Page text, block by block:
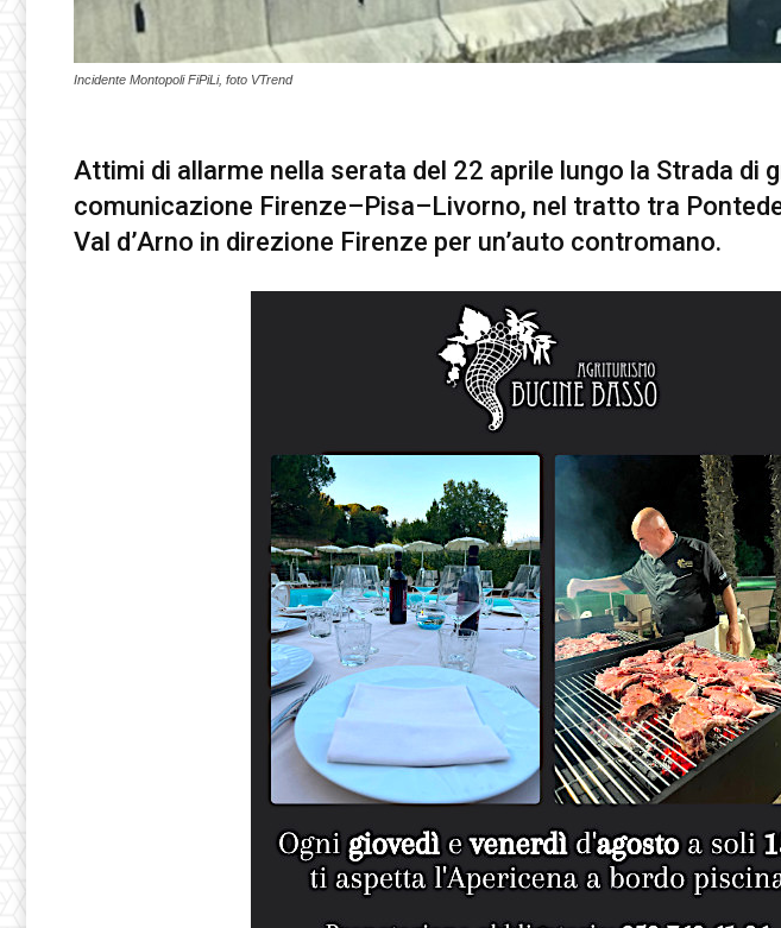
Incidente Montopoli FiPiLi, foto VTrend
Attimi di allarme nella serata del 22 aprile lungo la Strada di
comunicazione Firenze–Pisa–Livorno, nel tratto tra
Val d’Arno in direzione Firenze per un’auto contromano.